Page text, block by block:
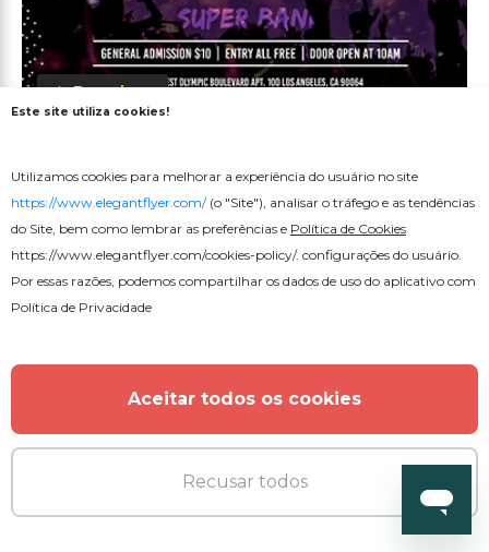
Premium
Este site utiliza cookies!
Utilizamos cookies para melhorar a experiência do usuário no site
https://www.elegantflyer.com/(o "Site"), analisar o tráfego e as tendências
do Site, bem como lembrar as preferências e Política de Cookies
https://www.elegantflyer.com/cookies-policy/. configurações do usuário.
Por essas razões, podemos compartilhar os dados de uso do aplicativo com
Política de Privacidade
Aceitar todos os cookies
Recusar todos